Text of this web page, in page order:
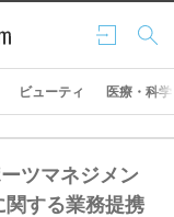
ログ
イン
検索
ビューティ 医療・科学
ツマネジメン
関する業務提携